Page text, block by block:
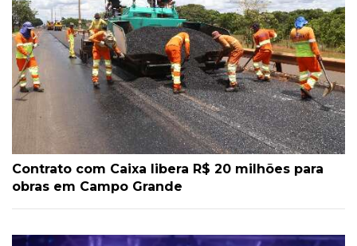
Contrato com Caixa libera R$ 20 milhões para
obras em Campo Grande